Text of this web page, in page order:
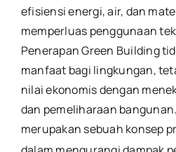
efisiensi energi, air, dan
memperluas penggunaan
Penerapan Green Building
manfaat bagi lingkungan,
nilai ekonomis dengan
dan pemeliharaan
merupakan sebuah konsep